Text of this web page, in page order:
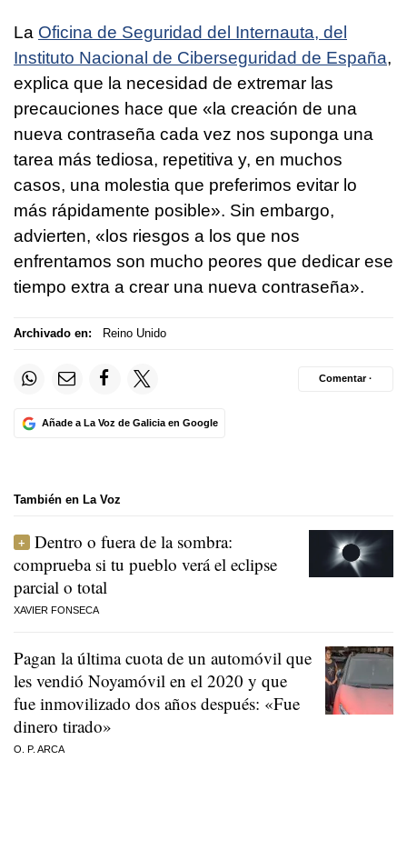
La Oficina de Seguridad del Internauta, del
Instituto Nacional de Ciberseguridad de España,
explica que la necesidad de extremar las
precauciones hace que «la creación de una
nueva contraseña cada vez nos suponga una
tarea más tediosa, repetitiva y, en muchos
casos, una molestia que preferimos evitar lo
más rápidamente posible». Sin embargo,
advierten, «los riesgos a los que nos
enfrentamos son mucho peores que dedicar ese
tiempo extra a crear una nueva contraseña».
Archivado en: Reino Unido
Añade a La Voz de Galicia en Google
Comentar ·
También en La Voz
Dentro o fuera de la sombra:
comprueba si tu pueblo verá el eclipse
parcial o total
XAVIER FONSECA
Pagan la última cuota de un automóvil que
les vendió Noyamóvil en el 2020 y que
fue inmovilizado dos años después: «Fue
dinero tirado»
O. P. ARCA